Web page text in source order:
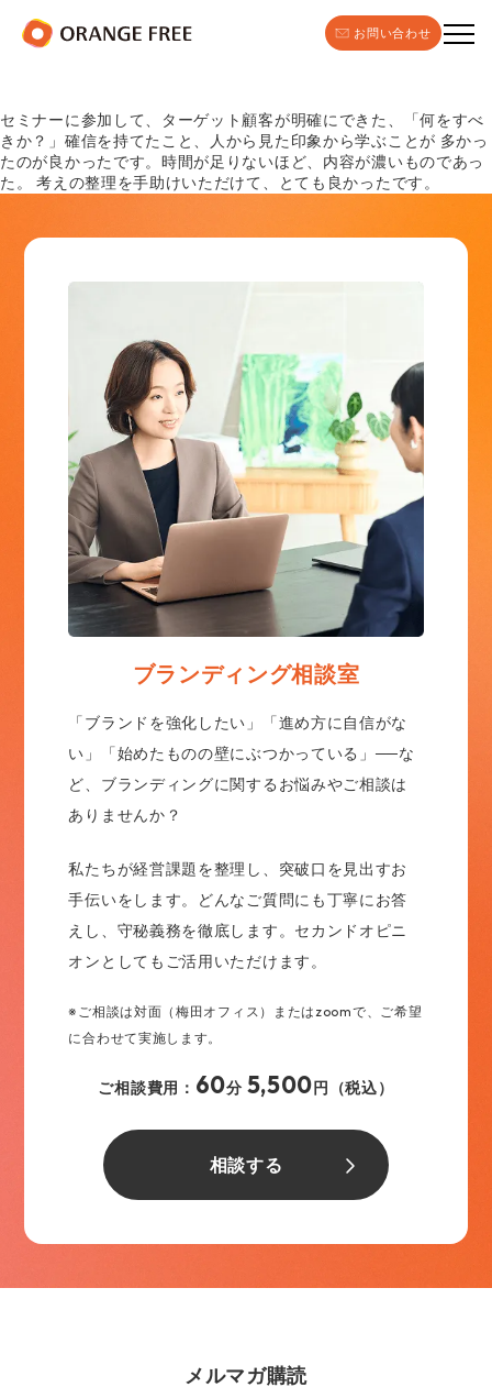
お問い合わせ
セミナーに参加して、ターゲット顧客が明確にできた、「何をすべ
きか？」確信を持てたこと、人から見た印象から学ぶことが 多かっ
たのが良かったです。時間が足りないほど、内容が濃いものであっ
た。 考えの整理を手助けいただけて、とても良かったです。
ブランディング相談室
「ブランドを強化したい」「進め方に自信がな
い」「始めたものの壁にぶつかっている」──な
ど、ブランディングに関するお悩みやご相談は
ありませんか？
私たちが経営課題を整理し、突破口を見出すお
手伝いをします。どんなご質問にも丁寧にお答
えし、守秘義務を徹底します。セカンドオピニ
オンとしてもご活用いただけます。
※ご相談は対面（梅田オフィス）またはzoomで、ご希望
に合わせて実施します。
ご相談費用： 60分 5,500円（税込）
相談する
メルマガ購読